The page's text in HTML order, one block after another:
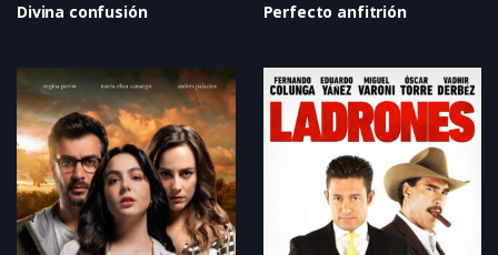
Divina confusión Perfecto anfitrión